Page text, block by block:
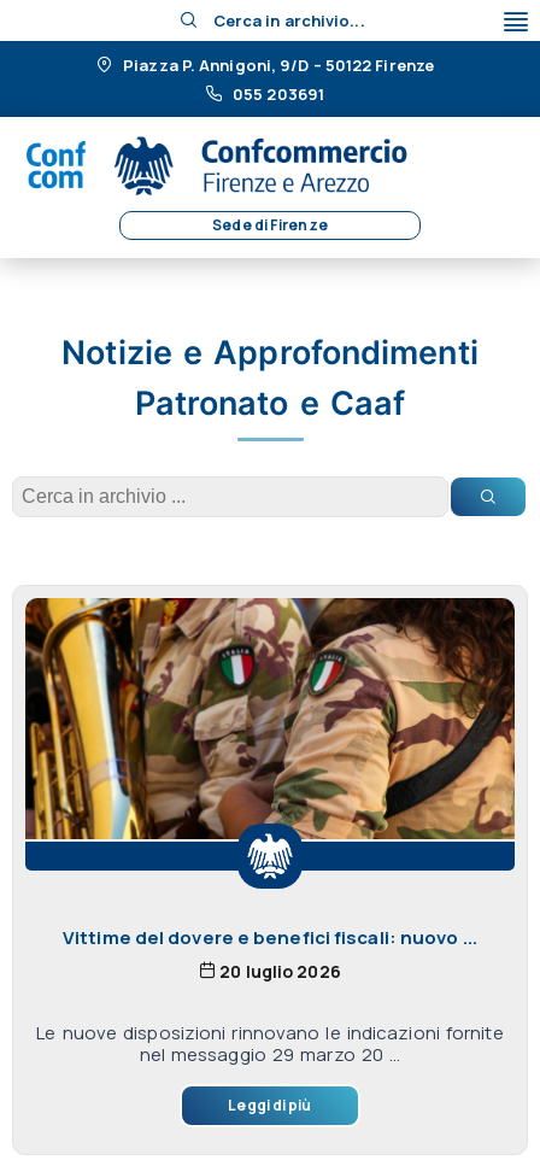
Cerca in archivio...
Piazza P. Annigoni, 9/D – 50122 Firenze
055 203691
Sede di Firenze
Notizie e Approfondimenti
Patronato e Caaf
Vittime del dovere e benefici fiscali: nuovo ...
20 luglio 2026
Le nuove disposizioni rinnovano le indicazioni fornite
nel messaggio 29 marzo 20 ...
Leggi di più